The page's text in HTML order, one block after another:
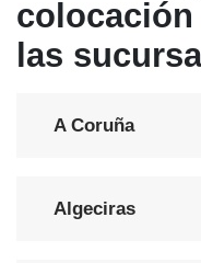
colocación
las
A Coruña
Algeciras